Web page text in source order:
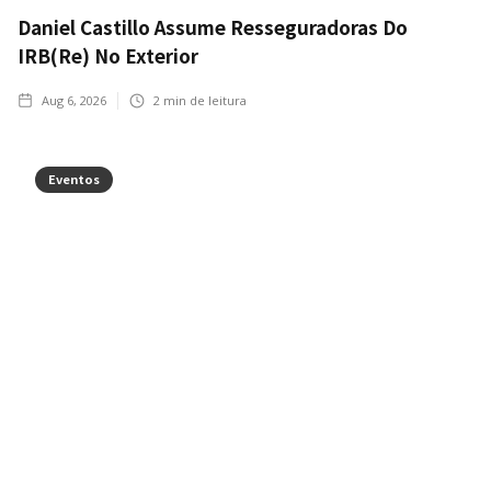
Daniel Castillo Assume Resseguradoras Do
IRB(Re) No Exterior
Aug 6, 2026 2 min de leitura
Eventos